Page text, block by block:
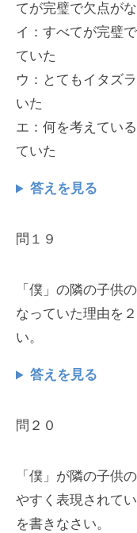
てが完璧で欠点が
イ：すべてが完璧
ていた
ウ：とてもイタズ
いた
エ：何を考えてい
ていた
答えを見る
問１９
「僕」の隣の子供
なっていた理由を
い。
答えを見る
問２０
「僕」が隣の子供
やすく表現されて
を書きなさい。